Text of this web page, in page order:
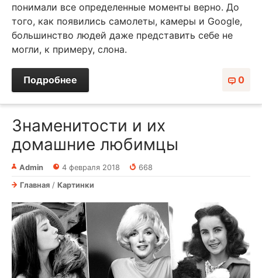
понимали все определенные моменты верно. До
того, как появились самолеты, камеры и Google,
большинство людей даже представить себе не
могли, к примеру, слона.
0
Подробнее
Знаменитости и их
домашние любимцы
Admin 4 февраля 2018
668
Главная / Картинки